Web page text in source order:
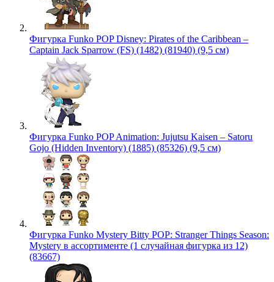
Фигурка Funko POP Disney: Pirates of the Caribbean –
Captain Jack Sparrow (FS) (1482) (81940) (9,5 см)
Фигурка Funko POP Animation: Jujutsu Kaisen – Satoru
Gojo (Hidden Inventory) (1885) (85326) (9,5 см)
Фигурка Funko Mystery Bitty POP: Stranger Things Season:
Mystery в ассортименте (1 случайная фигурка из 12)
(83667)